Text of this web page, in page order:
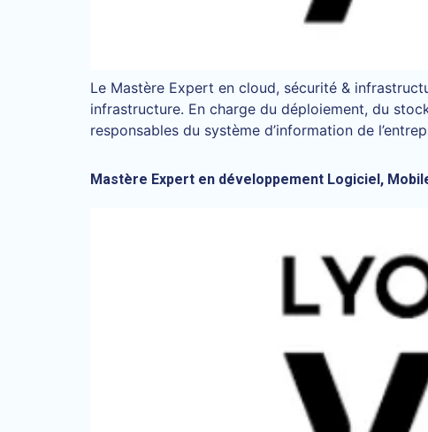
Le Mastère Expert en cloud, sécurité &
infrastructure. En charge du déploiement, du
responsables du système d’information de
Mastère Expert en développement Logiciel,